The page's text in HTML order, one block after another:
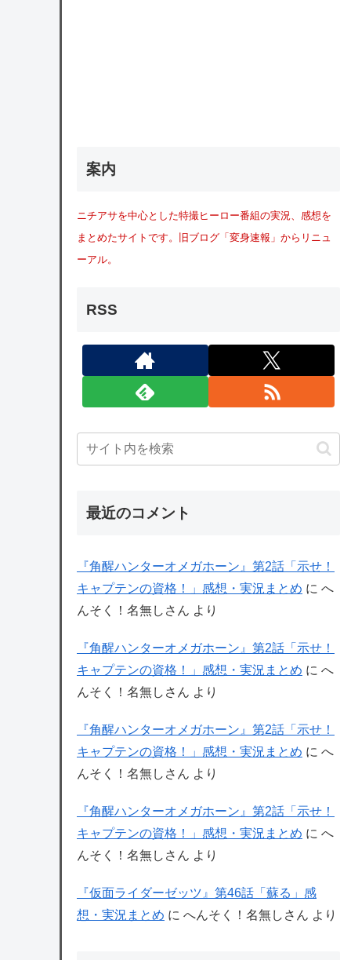
案内
ニチアサを中心とした特撮ヒーロー番組の実況、感想を
まとめたサイトです。旧ブログ「変身速報」からリニュ
ーアル。
RSS
最近のコメント
『角醒ハンターオメガホーン』第2話「示せ！
キャプテンの資格！」感想・実況まとめ に へ
んそく！名無しさん より
『角醒ハンターオメガホーン』第2話「示せ！
キャプテンの資格！」感想・実況まとめ に へ
んそく！名無しさん より
『角醒ハンターオメガホーン』第2話「示せ！
キャプテンの資格！」感想・実況まとめ に へ
んそく！名無しさん より
『角醒ハンターオメガホーン』第2話「示せ！
キャプテンの資格！」感想・実況まとめ に へ
んそく！名無しさん より
『仮面ライダーゼッツ』第46話「蘇る」感
想・実況まとめ に へんそく！名無しさん より